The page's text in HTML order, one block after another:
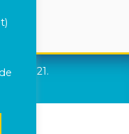
© 2021.